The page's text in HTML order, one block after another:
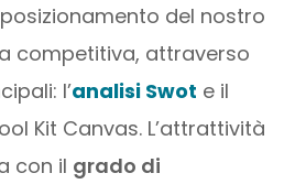
del nostro
competitiva, attraverso
l’analisi Swot e il
Kit Canvas. L’attrattività
con il grado di